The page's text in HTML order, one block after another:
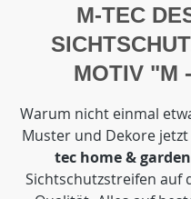
M-TEC
MOTIV "M
Warum nicht einmal
Muster und Dekore
tec home & garden
Sichtschutzstreifen auf